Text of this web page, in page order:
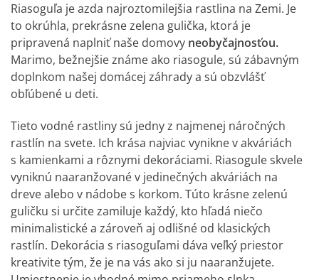
Riasoguľa je azda najroztomilejšia rastlina na Zemi. Je
to okrúhla, prekrásne zelena gulička, ktorá je
pripravená naplniť naše domovy neobyčajnosťou.
Marimo, bežnejšie známe ako riasogule, sú zábavným
doplnkom našej domácej záhrady a sú obzvlášť
obľúbené u deti.
Tieto vodné rastliny sú jedny z najmenej náročných
rastlín na svete. Ich krása najviac vynikne v akváriách
s kamienkami a rôznymi dekoráciami. Riasogule skvele
vyniknú naaranžované v jedinečných akváriách na
drevealebo v nádobe s korkom. Túto krásne zelenú
guličku si určite zamiluje každý, kto hľadá niečo
minimalistické a zároveň aj odlišné od klasických
rastlín. Dekorácia s riasoguľami dáva veľký priestor
kreativite tým, že je na vás ako si ju naaranžujete.